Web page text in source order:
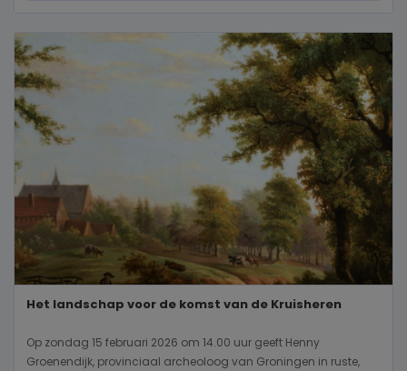
Het landschap voor de komst van de Kruisheren
Op zondag 15 februari 2026 om 14.00 uur geeft Henny
Groenendijk, provinciaal archeoloog van Groningen in ruste,